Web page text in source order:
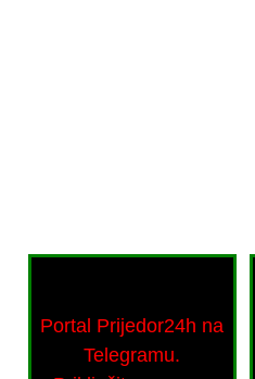
Portal Prijedor24h na
Telegramu.